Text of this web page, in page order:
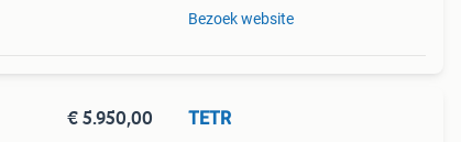
Bezoek website
€ 5.950,00 TETR